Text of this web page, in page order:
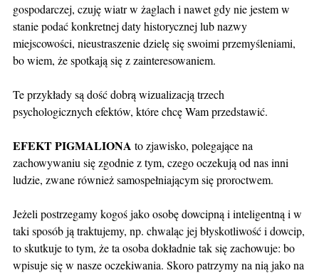
gospodarczej, czuję wiatr w żaglach i nawet gdy nie jestem w
stanie podać konkretnej daty historycznej lub nazwy
miejscowości, nieustraszenie dzielę się swoimi przemyśleniami,
bo wiem, że spotkają się z zainteresowaniem.
Te przykłady są dość dobrą wizualizacją trzech
psychologicznych efektów, które chcę Wam przedstawić.
EFEKT PIGMALIONA to zjawisko, polegające na
zachowywaniu się zgodnie z tym, czego oczekują od nas inni
ludzie, zwane również samospełniającym się proroctwem.
Jeżeli postrzegamy kogoś jako osobę dowcipną i inteligentną i w
taki sposób ją traktujemy, np. chwaląc jej błyskotliwość i dowcip,
to skutkuje to tym, że ta osoba dokładnie tak się zachowuje: bo
wpisuje się w nasze oczekiwania. Skoro patrzymy na nią jako na